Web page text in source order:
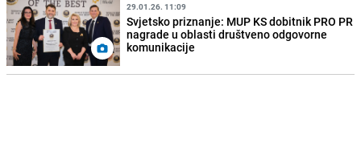
29.01.26. 11:09
Svjetsko priznanje: MUP KS dobitnik PRO PR
nagrade u oblasti društveno odgovorne
komunikacije